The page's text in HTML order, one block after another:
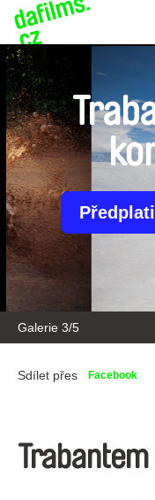
Galerie 4/5
Sdílet přes Facebook